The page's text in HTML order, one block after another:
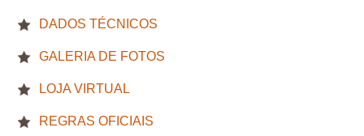
DADOS TÉCNICOS
GALERIA DE FOTOS
LOJA VIRTUAL
REGRAS OFICIAIS